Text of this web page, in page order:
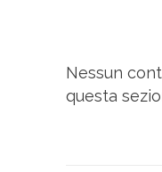
Nessun
questa